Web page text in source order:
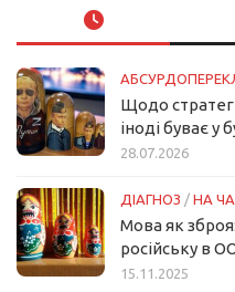
Щодо
іноді буває у
28.07.2026
ДІАГНОЗ / НА
Мова як
російську в
15.11.2025